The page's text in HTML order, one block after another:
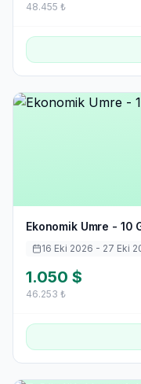
48.455 ₺
Ekonomik Umre - 10
16 Eki 2026 - 27 Eki
1.050 $
46.253 ₺